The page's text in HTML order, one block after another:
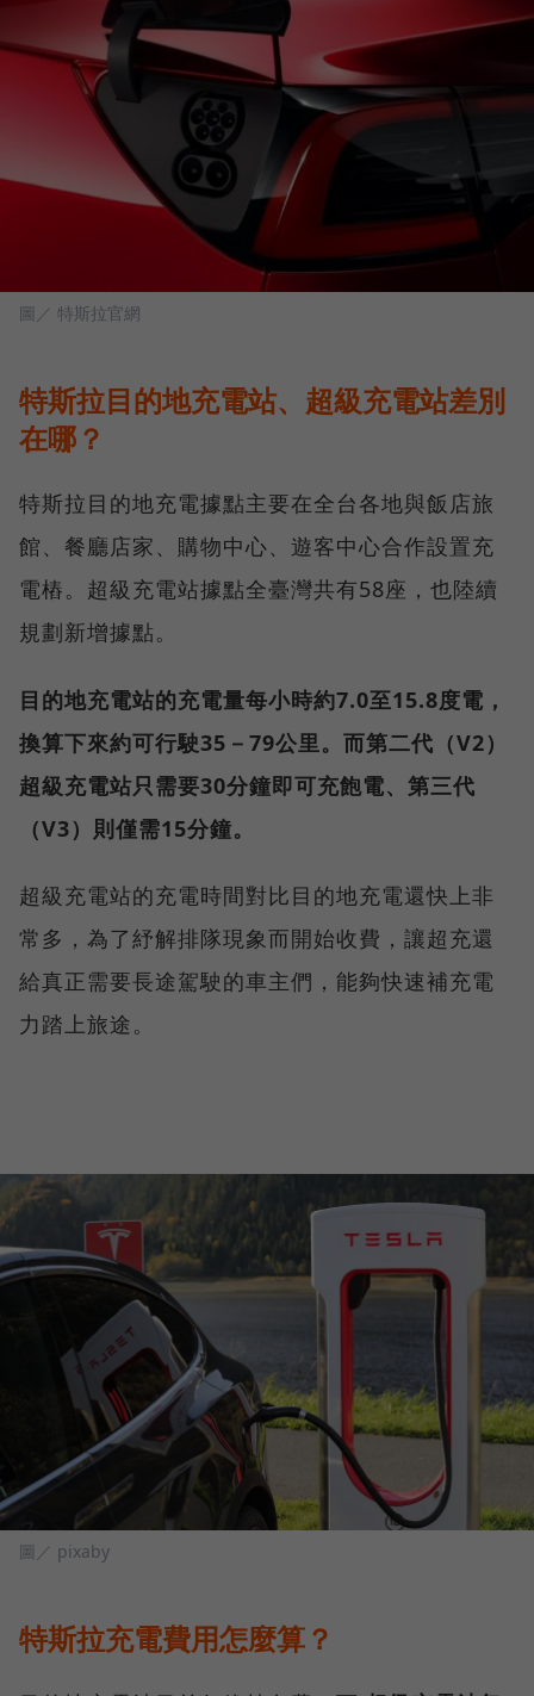
圖／ 特斯拉官網
特斯拉目的地充電站、超級充電站差別
在哪？
特斯拉目的地充電據點主要在全台各地與飯店旅
館、餐廳店家、購物中心、遊客中心合作設置充
電樁。超級充電站據點全臺灣共有58座，也陸續
規劃新增據點。
目的地充電站的充電量每小時約7.0至15.8度電，
換算下來約可行駛35－79公里。而第二代（V2）
超級充電站只需要30分鐘即可充飽電、第三代
（V3）則僅需15分鐘。
超級充電站的充電時間對比目的地充電還快上非
常多，為了紓解排隊現象而開始收費，讓超充還
給真正需要長途駕駛的車主們，能夠快速補充電
力踏上旅途。
圖／ pixaby
特斯拉充電費用怎麼算？